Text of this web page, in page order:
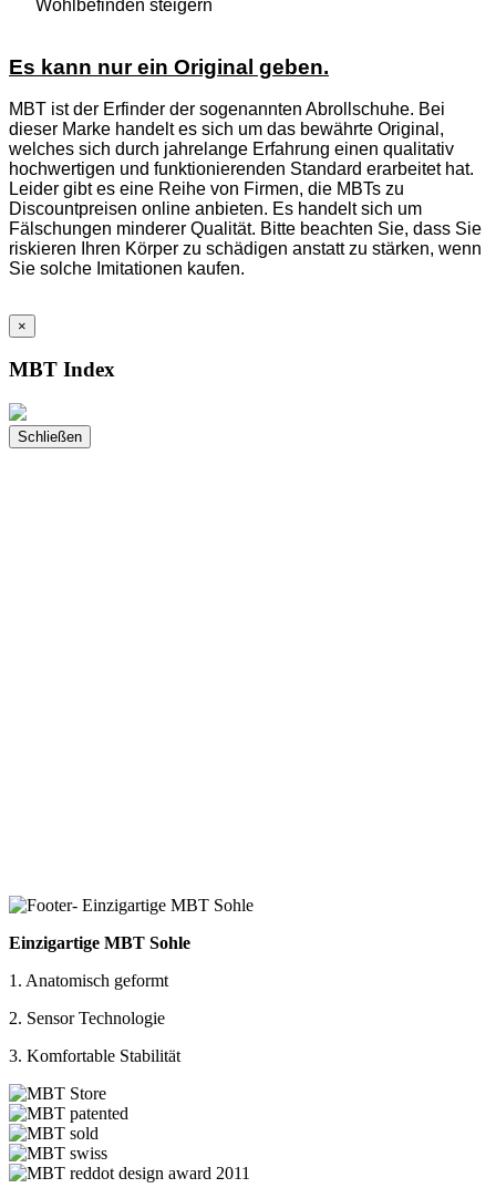
Wohlbefinden steigern
Es kann nur ein Original geben.
MBT ist der Erfinder der sogenannten Abrollschuhe. Bei
dieser Marke handelt es sich um das bewährte Original,
welches sich durch jahrelange Erfahrung einen qualitativ
hochwertigen und funktionierenden Standard erarbeitet hat.
Leider gibt es eine Reihe von Firmen, die MBTs zu
Discountpreisen online anbieten. Es handelt sich um
Fälschungen minderer Qualität. Bitte beachten Sie, dass Sie
riskieren Ihren Körper zu schädigen anstatt zu stärken, wenn
Sie solche Imitationen kaufen.
×
MBT Index
Schließen
Einzigartige MBT Sohle
1. Anatomisch geformt
2. Sensor Technologie
3. Komfortable Stabilität